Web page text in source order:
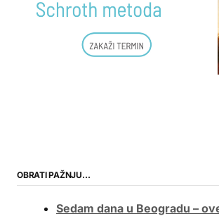
OBRATI PAŽNJU…
Sedam dana u Beogradu –